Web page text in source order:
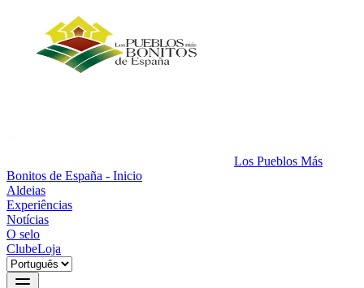
Los Pueblos Más
Bonitos de España - Inicio
Aldeias
Experiências
Notícias
O selo
ClubeLoja